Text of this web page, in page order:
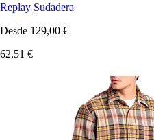
Replay Sudadera
Desde 129,00 €
62,51 €